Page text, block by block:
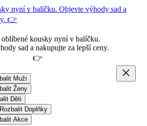
nyní v balíčku. Objevte výhody sad a
👉
oblíbené kousky nyní v balíčku.
sad a nakupujte za lepší ceny.
👉
Muži
Ženy
Děti
Rozbalit Doplňky
Akce